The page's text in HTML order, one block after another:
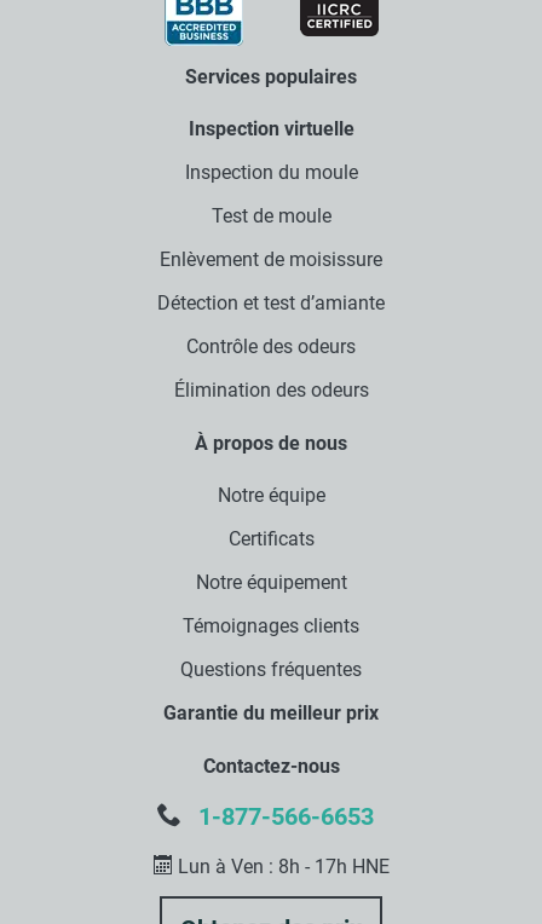
Services populaires
Inspection virtuelle
Inspection du moule
Test de moule
Enlèvement de moisissure
Détection et test d’amiante
Contrôle des odeurs
Élimination des odeurs
À propos de nous
Notre équipe
Certificats
Notre équipement
Témoignages clients
Questions fréquentes
Garantie du meilleur prix
Contactez-nous
1-877-566-6653
Lun à Ven : 8h - 17h HNE